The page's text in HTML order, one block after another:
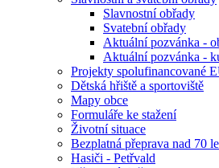
Slavnostní obřady
Svatební obřady
Aktuální pozvánka -
Aktuální pozvánka -
Projekty spolufinancované
Dětská hřiště a sportoviště
Mapy obce
Formuláře ke stažení
Životní situace
Bezplatná přeprava nad 70
Hasiči - Petřvald